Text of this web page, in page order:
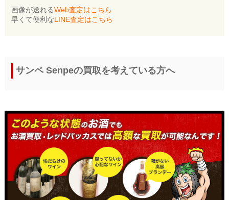
画像が送れるWeb査定はこちら
早くて便利なLINE査定はこちら
サンペ Senpeの買取を考えている方へ